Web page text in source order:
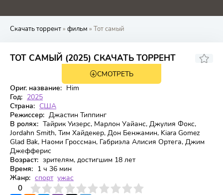
5.2 0 0 4.8
Скачать торрент» фильм » Тот самый
ТОТ САМЫЙ (2025) СКАЧАТЬ ТОРРЕНТ
5.602 5.3
СМОТРЕТЬ
Ориг. название: Him
Год: 2025
Страна: США
Режиссер: Джастин Типпинг
В ролях: Тайрик Уизерс, Марлон Уайанс, Джулия Фокс,
Jordahn Smith, Тим Хайдекер, Дон Бенжамин, Kiara Gomez
Glad Bak, Наоми Гроссман, Габриэла Алисия Ортега, Джим
Джефферис
Возраст: зрителям, достигшим 18 лет
Время: 1 ч 36 мин
Жанр: спорт ужас
0
4 6 7 8 9 10